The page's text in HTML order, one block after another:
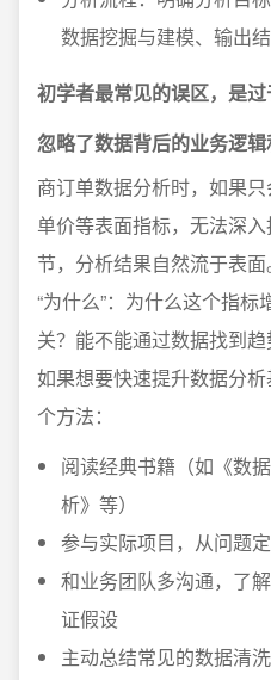
数据挖掘与建模、输出
初学者最常见的误区，是过
忽略了数据背后的业务逻
商订单数据分析时，如果
单价等表面指标，无法深
节，分析结果自然流于表
“为什么”：为什么这个指
关？能不能通过数据找到趋
如果想要快速提升数据分
个方法：
阅读经典书籍（如《数
析》等）
参与实际项目，从问题
和业务团队多沟通，了
证假设
主动总结常见的数据清